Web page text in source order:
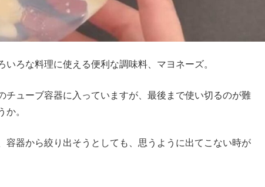
ろな料理に使える便利な調味料、マヨネーズ。
チューブ容器に入っていますが、最後まで使い切るのが難
か。
容器から絞り出そうとしても、思うように出てこない時が